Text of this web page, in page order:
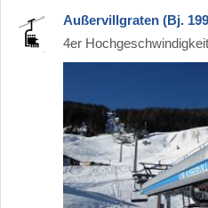
Außervillgraten (Bj.
4er